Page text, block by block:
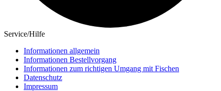
Service/Hilfe
Informationen allgemein
Informationen Bestellvorgang
Informationen zum richtigen Umgang mit Fischen
Datenschutz
Impressum